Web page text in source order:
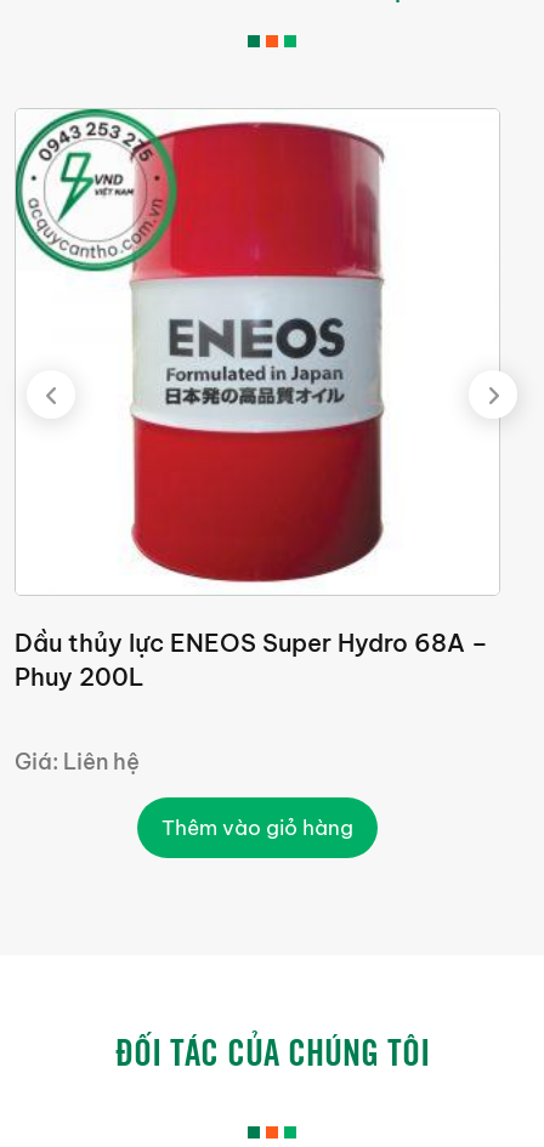
Dầu thủy lực ENEOS Super Hydro 68A –
Phuy 200L
Giá: Liên hệ
Thêm vào giỏ hàng
ĐỐI TÁC CỦA CHÚNG TÔI